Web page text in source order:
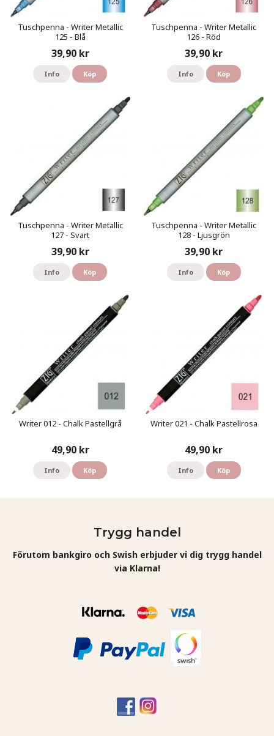
Tuschpenna - Writer Metallic
125 - Blå
39,90 kr
Info Köp
Tuschpenna - Writer Metallic
126 - Röd
39,90 kr
Info Köp
Tuschpenna - Writer Metallic
127 - Svart
39,90 kr
Info Köp
Tuschpenna - Writer Metallic
128 - Ljusgrön
39,90 kr
Info Köp
Writer 012 - Chalk Pastellgrå
49,90 kr
Info Köp
Writer 021 - Chalk Pastellrosa
49,90 kr
Info Köp
Trygg handel
Förutom bankgiro och Swish erbjuder vi dig trygg handel
via Klarna!